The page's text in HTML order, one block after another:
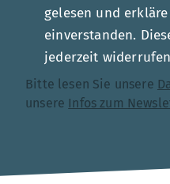
gelesen und
einverstanden.
jederzeit
Bitte lesen Sie unsere
unsere Infos zum